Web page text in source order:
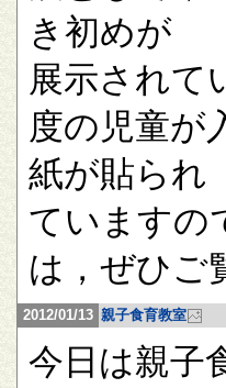
き初めが
展示されて
度の児童が
紙が貼られ
ていますの
は，ぜひご
2012/01/13 親子食育教室
今日は親子